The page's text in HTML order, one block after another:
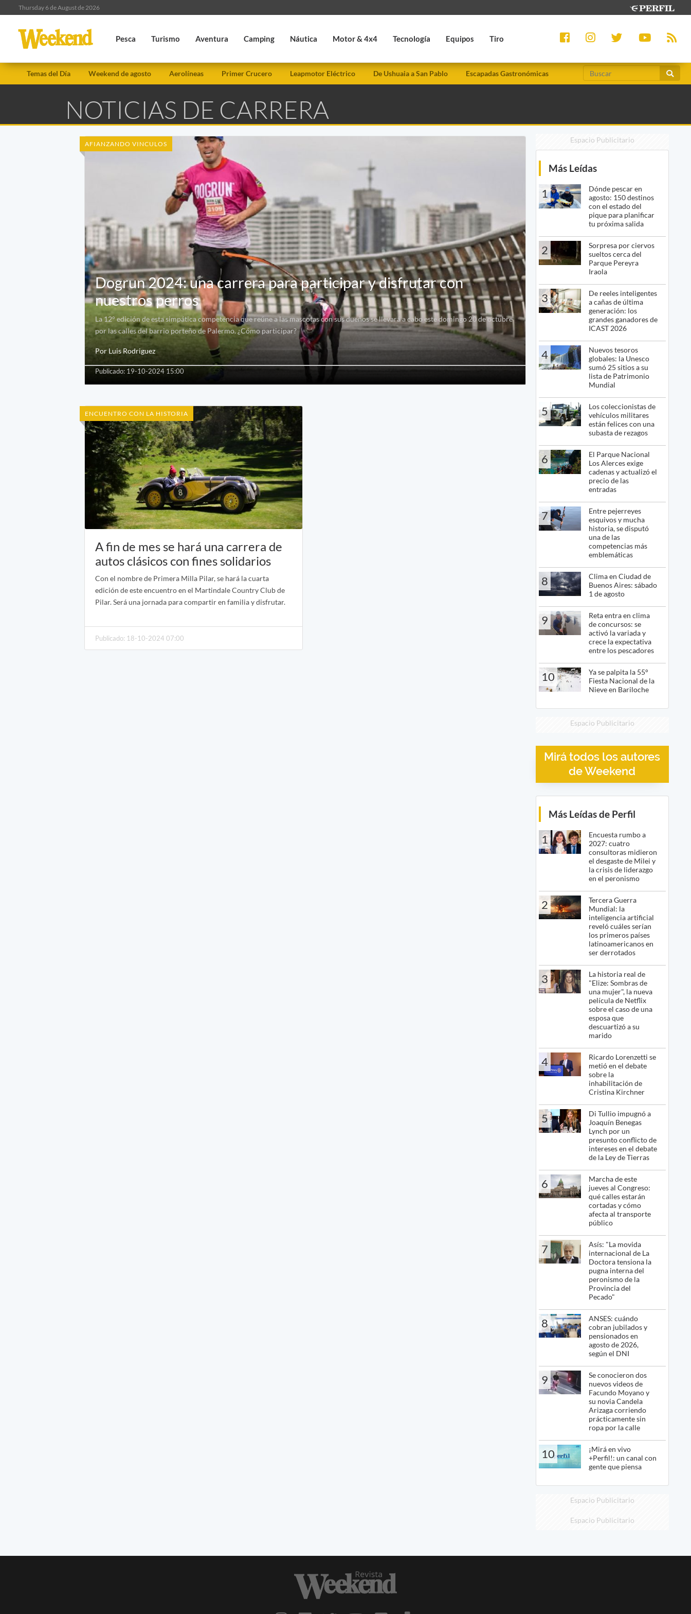
Thursday 6 de August de 2026
Pesca Turismo Aventura Camping Náutica Motor & 4x4 Tecnología Equipos Tiro
Temas del Día Weekend de agosto Aerolíneas Primer Crucero Leapmotor Eléctrico De Ushuaia a San Pablo Escapadas Gastronómicas
NOTICIAS DE CARRERA
AFIANZANDO VINCULOS
Dogrun 2024: una carrera para participar y disfrutar con
nuestros perros
La 12° edición de esta simpática competencia que reúne a las mascotas con sus dueños se llevará a cabo este domingo 20 de octubre
por las calles del barrio porteño de Palermo. ¿Cómo participar?
Por Luis Rodriguez
Publicado: 19-10-2024 15:00
ENCUENTRO CON LA HISTORIA
A fin de mes se hará una carrera de
autos clásicos con fines solidarios
Con el nombre de Primera Milla Pilar, se hará la cuarta
edición de este encuentro en el Martindale Country Club de
Pilar. Será una jornada para compartir en familia y disfrutar.
Publicado: 18-10-2024 07:00
Espacio Publicitario
Más Leídas
1
Dónde pescar en
agosto: 150 destinos
con el estado del
pique para planificar
tu próxima salida
2
Sorpresa por ciervos
sueltos cerca del
Parque Pereyra
Iraola
3
De reeles inteligentes
a cañas de última
generación: los
grandes ganadores de
ICAST 2026
4
Nuevos tesoros
globales: la Unesco
sumó 25 sitios a su
lista de Patrimonio
Mundial
5
Los coleccionistas de
vehículos militares
están felices con una
subasta de rezagos
6
El Parque Nacional
Los Alerces exige
cadenas y actualizó el
precio de las
entradas
7
Entre pejerreyes
esquivos y mucha
historia, se disputó
una de las
competencias más
emblemáticas
8
Clima en Ciudad de
Buenos Aires: sábado
1 de agosto
9
Reta entra en clima
de concursos: se
activó la variada y
crece la expectativa
entre los pescadores
10
Ya se palpita la 55°
Fiesta Nacional de la
Nieve en Bariloche
Espacio Publicitario
Mirá todos los autores
de Weekend
Más Leídas de Perfil
1
Encuesta rumbo a
2027: cuatro
consultoras midieron
el desgaste de Milei y
la crisis de liderazgo
en el peronismo
2
Tercera Guerra
Mundial: la
inteligencia artificial
reveló cuáles serían
los primeros países
latinoamericanos en
ser derrotados
3
La historia real de
"Elize: Sombras de
una mujer", la nueva
película de Netflix
sobre el caso de una
esposa que
descuartizó a su
marido
4
Ricardo Lorenzetti se
metió en el debate
sobre la
inhabilitación de
Cristina Kirchner
5
Di Tullio impugnó a
Joaquín Benegas
Lynch por un
presunto conflicto de
intereses en el debate
de la Ley de Tierras
6
Marcha de este
jueves al Congreso:
qué calles estarán
cortadas y cómo
afecta al transporte
público
7
Asís: "La movida
internacional de La
Doctora tensiona la
pugna interna del
peronismo de la
Provincia del
Pecado"
8
ANSES: cuándo
cobran jubilados y
pensionados en
agosto de 2026,
según el DNI
9
Se conocieron dos
nuevos videos de
Facundo Moyano y
su novia Candela
Arizaga corriendo
prácticamente sin
ropa por la calle
10
¡Mirá en vivo
+Perfil!: un canal con
gente que piensa
Espacio Publicitario
Espacio Publicitario